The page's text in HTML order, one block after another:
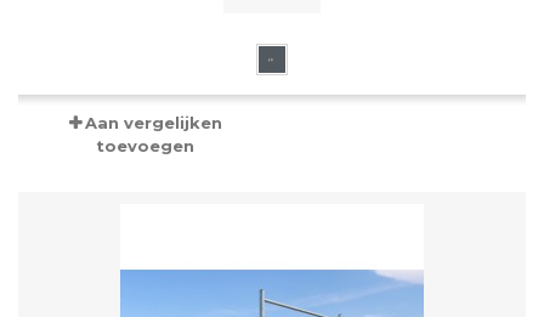
Aan vergelijken
toevoegen